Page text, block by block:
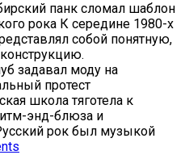
панк сломал шаблон
рока К середине 1980-х
собой понятную,
задавал моду на
протест
школа тяготела к
энд-блюза и
рок был музыкой